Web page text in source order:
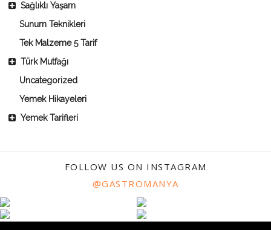
Sağlıklı Yaşam
Sunum Teknikleri
Tek Malzeme 5 Tarif
Türk Mutfağı
Uncategorized
Yemek Hikayeleri
Yemek Tarifleri
FOLLOW US ON INSTAGRAM
@GASTROMANYA